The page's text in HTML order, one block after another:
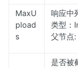
MaxU
pload
s
响应中
类型：
父节点
是否被